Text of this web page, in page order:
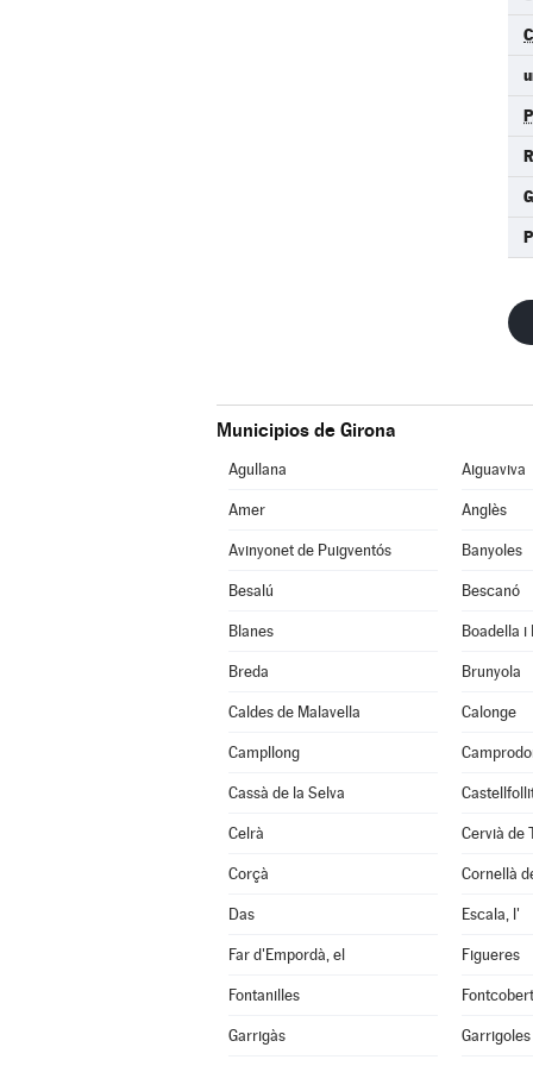
Municipios de Girona
Agullana Aiguaviva
Amer Anglès
Avinyonet de Puigventós Banyoles
Besalú Bescanó
Blanes Boadella i
Breda Brunyola
Caldes de Malavella Calonge
Campllong
Cassà de la Selva
Celrà Cervià de
Corçà Cornellà
Das Escala, l'
Far d'Empordà, el Figueres
Fontanilles
Garrigàs Garrigoles